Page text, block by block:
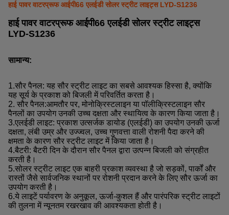
हाई पावर वाटरप्रूफ आईपी66 एलईडी सोलर स्ट्रीट लाइट्स LYD-S1236
हाई पावर वाटरप्रूफ आईपी66 एलईडी सोलर स्ट्रीट लाइट्स
LYD-S1236
सामान्य:
1.सौर पैनल: यह सौर स्ट्रीट लाइट का सबसे आवश्यक हिस्सा है, क्योंकि
यह सूर्य के प्रकाश को बिजली में परिवर्तित करता है।
2. सौर पैनल:आमतौर पर, मोनोक्रिस्टलाइन या पॉलीक्रिस्टलाइन सौर
पैनलों का उपयोग उनकी उच्च दक्षता और स्थायित्व के कारण किया जाता है।
3.एलईडी लाइट: प्रकाश उत्सर्जक डायोड (एलईडी) का उपयोग उनकी ऊर्जा
दक्षता, लंबी उम्र और उज्ज्वल, उच्च गुणवत्ता वाली रोशनी पैदा करने की
क्षमता के कारण सौर स्ट्रीट लाइट में किया जाता है।
4.बैटरी: बैटरी दिन के दौरान सौर पैनल द्वारा उत्पन्न बिजली को संग्रहीत
करती है।
5.सोलर स्ट्रीट लाइट एक बाहरी प्रकाश व्यवस्था है जो सड़कों, पार्कों और
रास्तों जैसे सार्वजनिक स्थानों पर रोशनी प्रदान करने के लिए सौर ऊर्जा का
उपयोग करती है।
6.ये लाइटें पर्यावरण के अनुकूल, ऊर्जा-कुशल हैं और पारंपरिक स्ट्रीट लाइटों
की तुलना में न्यूनतम रखरखाव की आवश्यकता होती है।